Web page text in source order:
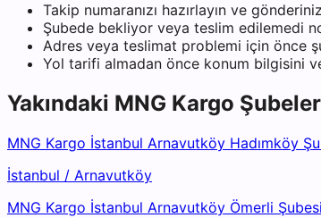
Takip numaranızı hazırlayın ve
Şubede bekliyor veya teslim edilemedi
Adres veya teslimat problemi için önce
Yol tarifi almadan önce konum bilgisini
Yakındaki MNG Kargo
MNG Kargo İstanbul Arnavutköy Hadımköy
İstanbul / Arnavutköy
MNG Kargo İstanbul Arnavutköy Ömerli Şubesi